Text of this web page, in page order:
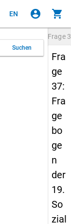
EN account_circle shopping_cart
Suchen
Frage
Fra
ge
37:
Fra
ge
bo
ge
n
der
19.
So
zial